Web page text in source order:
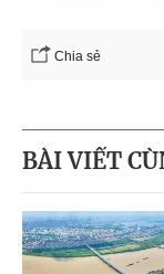
Chia sẻ
BÀI VIẾT